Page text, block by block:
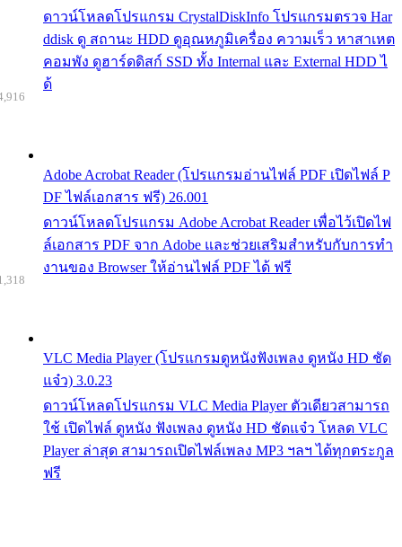
ดาวน์โหลดโปรแกรม CrystalDiskInfo โปรแกรมตรวจ Har
ddisk ดู สถานะ HDD ดูอุณหภูมิเครื่อง ความเร็ว หาสาเหต
คอมพัง ดูฮาร์ดดิสก์ SSD ทั้ง Internal และ External HDD ไ
ด้
Adobe Acrobat Reader (โปรแกรมอ่านไฟล์ PDF เปิดไฟล์ P
DF ไฟล์เอกสาร ฟรี) 26.001
ดาวน์โหลดโปรแกรม Adobe Acrobat Reader เพื่อไว้เปิดไฟ
ล์เอกสาร PDF จาก Adobe และช่วยเสริมสำหรับกับการทำ
งานของ Browser ให้อ่านไฟล์ PDF ได้ ฟรี
VLC Media Player (โปรแกรมดูหนังฟังเพลง ดูหนัง HD ชัด
แจ๋ว) 3.0.23
ดาวน์โหลดโปรแกรม VLC Media Player ตัวเดียวสามารถ
ใช้ เปิดไฟล์ ดูหนัง ฟังเพลง ดูหนัง HD ชัดแจ๋ว โหลด VLC
Player ล่าสุด สามารถเปิดไฟล์เพลง MP3 ฯลฯ ได้ทุกตระกูล
ฟรี